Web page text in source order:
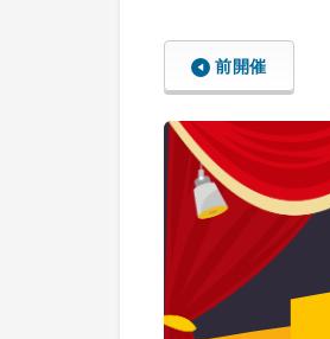
前開催